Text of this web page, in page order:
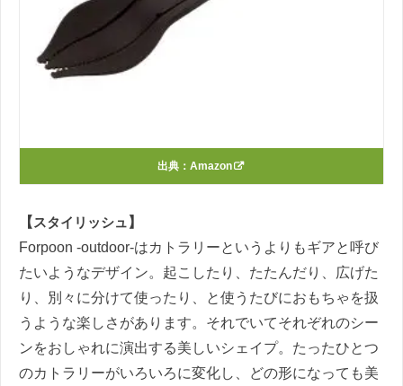
出典： Amazon
【 スタイリッシュ 】
Forpoon -outdoor-はカトラリーというよりもギアと呼び
たいようなデザイン。起こしたり、たたんだり、広げた
り、別々に分けて使ったり、と使うたびにおもちゃを扱
うような楽しさがあります。それでいてそれぞれのシー
ンをおしゃれに演出する美しいシェイプ。たったひとつ
のカトラリーがいろいろに変化し、どの形になっても美